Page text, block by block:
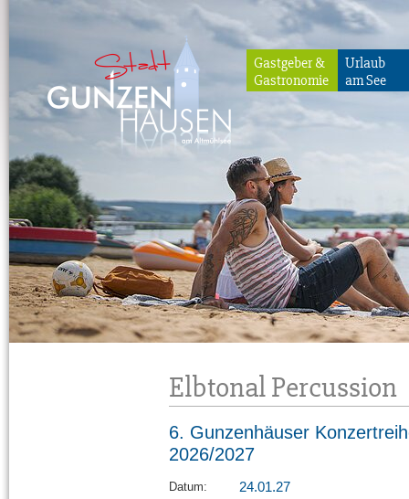
Gunzenhausen
Gastgeber &
Gastronomie
Urlaub
am See
Elbtonal Percussion
6. Gunzenhäuser
2026/2027
Datum: 24.01.27